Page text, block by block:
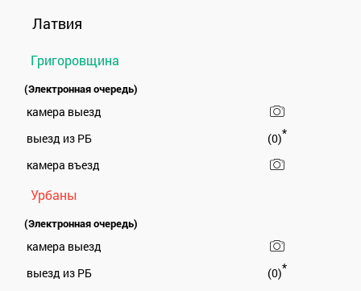
Латвия
Григоровщина
(Электронная очередь)
камера выезд
выезд из РБ
(0)*
камера въезд
Урбаны
(Электронная очередь)
камера выезд
выезд из РБ
(0)*